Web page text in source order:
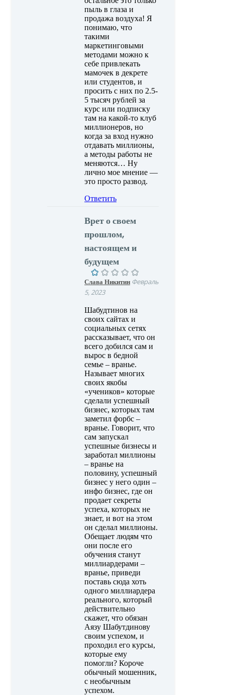
пыль в глаза и
продажа воздуха! Я
понимаю, что
такими
маркетинговыми
методами можно к
себе привлекать
мамочек в декрете
или студентов, и
просить с них по 2.5-
5 тысяч рублей за
курс или подписку
там на какой-то клуб
миллионеров, но
когда за вход нужно
отдавать миллионы,
а методы работы не
меняются… Ну
лично мое мнение —
это просто развод.
Ответить
Врет о своем
прошлом,
настоящем и
будущем
Слава Никитин Февраль
5, 2023
Шабудтинов на
своих сайтах и
социальных сетях
рассказывает, что он
всего добился сам и
вырос в бедной
семье – вранье.
Называет многих
своих якобы
«учеников» которые
сделали успешный
бизнес, которых там
заметил форбс –
вранье. Говорит, что
сам запускал
успешные бизнесы и
заработал миллионы
– вранье на
половину, успешный
бизнес у него один –
инфо бизнес, где он
продает секреты
успеха, которых не
знает, и вот на этом
он сделал миллионы.
Обещает людям что
они после его
обучения станут
миллиардерами –
вранье, приведи
поставь сюда хоть
одного миллиардера
реального, который
действительно
скажет, что обязан
Аязу Шабутдинову
своим успехом, и
проходил его курсы,
которые ему
помогли? Короче
обычный мошенник,
с необычным
успехом.